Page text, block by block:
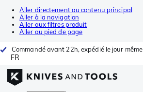
Aller directement au contenu principal
Aller à la navigation
Aller aux filtres produit
Aller au pied de page
Commandé avant 22h, expédié le jour même
FR